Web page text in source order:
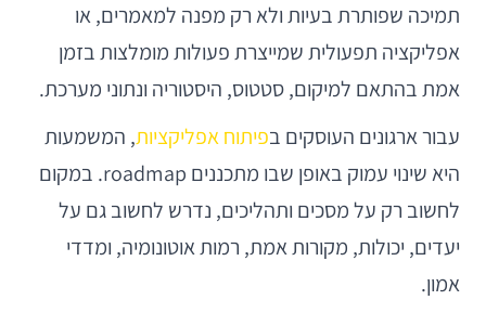
תמיכה שפותרת בעיות ולא רק מפנה למאמרים, או
אפליקציה תפעולית שמייצרת פעולות מומלצות בזמן
אמת בהתאם למיקום, סטטוס, היסטוריה ונתוני מערכת.
עבור ארגונים העוסקים בפיתוח אפליקציות, המשמעות
היא שינוי עמוק באופן שבו מתכננים roadmap. במקום
לחשוב רק על מסכים ותהליכים, נדרש לחשוב גם על
יעדים, יכולות, מקורות אמת, רמות אוטונומיה, ומדדי
אמון.